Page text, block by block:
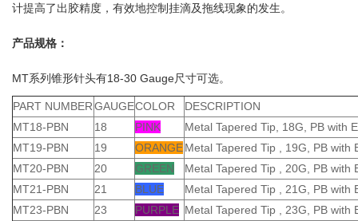
计提高了出胶精度，有效地控制挂滴及拖线现象的发生。
产品规格：
MT系列锥形针头有18-30 Gauge尺寸可选。
PART NUMBERGAUGECOLOR
DESCRIPTION
MT18-PBN
18 PINK
Metal Tapered Tip, 18G, PB with
MT19-PBN
19 ORANGEMetal Tapered Tip , 19G, PB with
MT20-PBN
20 GREEN
Metal Tapered Tip , 20G, PB with
MT21-PBN
21 BLUE
Metal Tapered Tip , 21G, PB with
MT23-PBN
23 PURPLE Metal Tapered Tip , 23G, PB with